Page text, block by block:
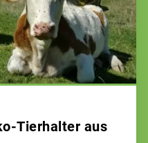
Tierhalter aus